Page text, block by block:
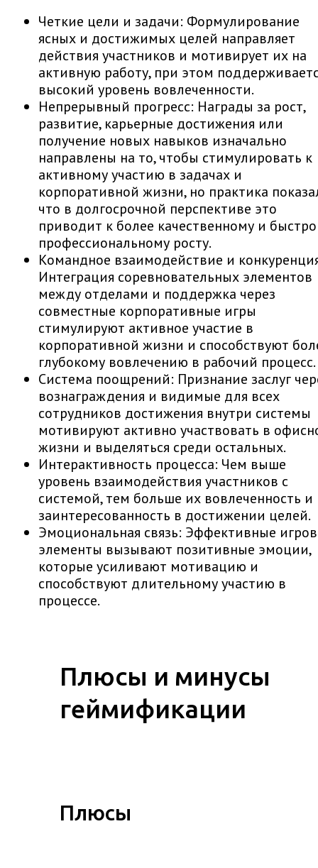
Четкие цели и задачи: Формулирование
ясных и достижимых целей направляет
действия участников и мотивирует их на
активную работу, при этом
высокий уровень вовлеченности.
Непрерывный прогресс: Награды за рост,
развитие, карьерные достижения или
получение новых навыков изначально
направлены на то, чтобы стимулировать к
активному участию в задачах и
корпоративной жизни, но практика
что в долгосрочной перспективе это
приводит к более качественному и
профессиональному росту.
Командное взаимодействие и
Интеграция соревновательных элементов
между отделами и поддержка через
совместные корпоративные игры
стимулируют активное участие в
корпоративной жизни и способствуют
глубокому вовлечению в рабочий процесс.
Система поощрений: Признание заслуг
вознаграждения и видимые для всех
сотрудников достижения внутри системы
мотивируют активно участвовать в
жизни и выделяться среди остальных.
Интерактивность процесса: Чем выше
уровень взаимодействия участников с
системой, тем больше их вовлеченность и
заинтересованность в достижении целей.
Эмоциональная связь: Эффективные
элементы вызывают позитивные эмоции,
которые усиливают мотивацию и
способствуют длительному участию в
процессе.
Плюсы и минусы
геймификации
Плюсы